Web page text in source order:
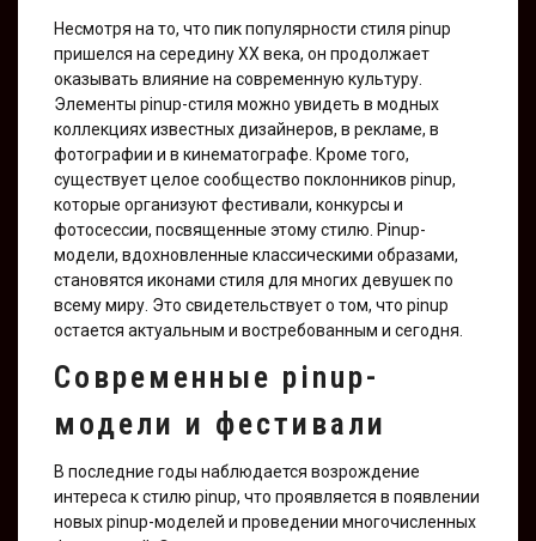
Несмотря на то, что пик популярности стиля pinup
пришелся на середину XX века, он продолжает
оказывать влияние на современную культуру.
Элементы pinup-стиля можно увидеть в модных
коллекциях известных дизайнеров, в рекламе, в
фотографии и в кинематографе. Кроме того,
существует целое сообщество поклонников pinup,
которые организуют фестивали, конкурсы и
фотосессии, посвященные этому стилю. Pinup-
модели, вдохновленные классическими образами,
становятся иконами стиля для многих девушек по
всему миру. Это свидетельствует о том, что pinup
остается актуальным и востребованным и сегодня.
Современные pinup-
модели и фестивали
В последние годы наблюдается возрождение
интереса к стилю pinup, что проявляется в появлении
новых pinup-моделей и проведении многочисленных